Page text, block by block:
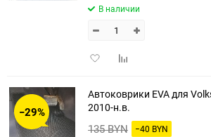
В наличии
ДобавитьДобавить
−29%
Автоковрики EVA для
2010-н.в.
135 BYN −40 BYN